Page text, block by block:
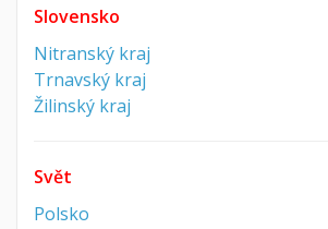
Slovensko
Nitranský kraj
Trnavský kraj
Žilinský kraj
Svět
Polsko